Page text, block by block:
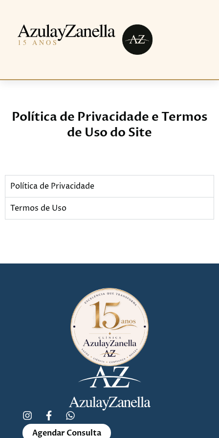
Política de Privacidade e Termos
de Uso do Site
Política de Privacidade
Termos de Uso
Agendar Consulta